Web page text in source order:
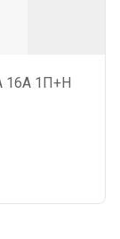
16А 1П+Н